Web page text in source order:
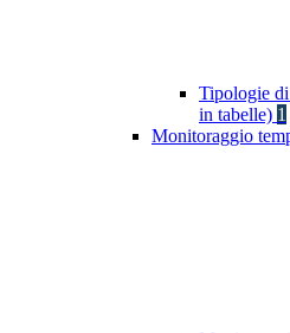
Tipologie
in tabelle) 1
Monitoraggio